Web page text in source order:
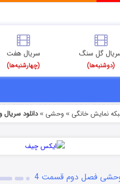
گل سنگ
(دوشنبه‌ها)
سریال هفت
(چهارشنبه‌ها)
نمایش خانگی » وحشی »دانلود
وحشی فصل دوم قسمت 4